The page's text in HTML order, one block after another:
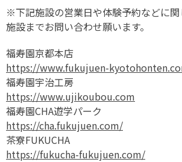
※下記施設の営業日や体験予約などに
施設までお問い合わせ願います。
福寿園京都本店
https://www.fukujuen-
福寿園宇治工房
https://www.ujikoubou.com
福寿園CHA遊学パーク
https://cha.fukujuen.com/
茶寮FUKUCHA
https://fukucha-fukujuen.com/